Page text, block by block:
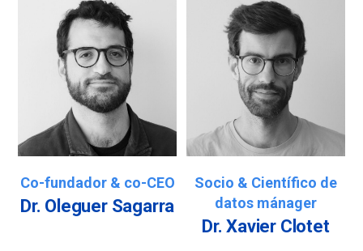
Co-fundador & co-CEO
Dr. Oleguer Sagarra
Socio & Científico de
datos mánager
Dr. Xavier Clotet